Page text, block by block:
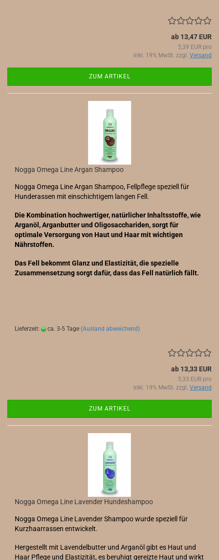
ab 13,47 EUR
5,39 EUR pro
inkl. 19% MwSt. zzgl. Versand
ZUM ARTIKEL
Nogga Omega Line Argan Shampoo
Nogga Omega Line Argan Shampoo, Fellpflege speziell für
Hunderassen mit einschichtigem langen Fell.
Die Kombination hochwertiger, natürlicher Inhaltsstoffe, wie
Arganöl, Arganbutter und Oligosacchariden, sorgt für
optimale Versorgung von Haut und Haar mit wichtigen
Nährstoffen.
Das Fell bekommt Glanz und Elastizität, die spezielle
Zusammensetzung sorgt dafür, dass das Fell natürlich fällt.
Lieferzeit: ca. 3-5 Tage (Ausland abweichend)
ab 13,33 EUR
5,33 EUR pro
inkl. 19% MwSt. zzgl. Versand
ZUM ARTIKEL
Nogga Omega Line Lavender Hundeshampoo
Nogga Omega Line Lavender Shampoo wurde speziell für
Kurzhaarrassen entwickelt.
Hergestellt mit Lavendelbutter und Arganöl gibt es Haut und
Haar Pflege und Elastizität, es beruhigt gereizte Haut und wirkt